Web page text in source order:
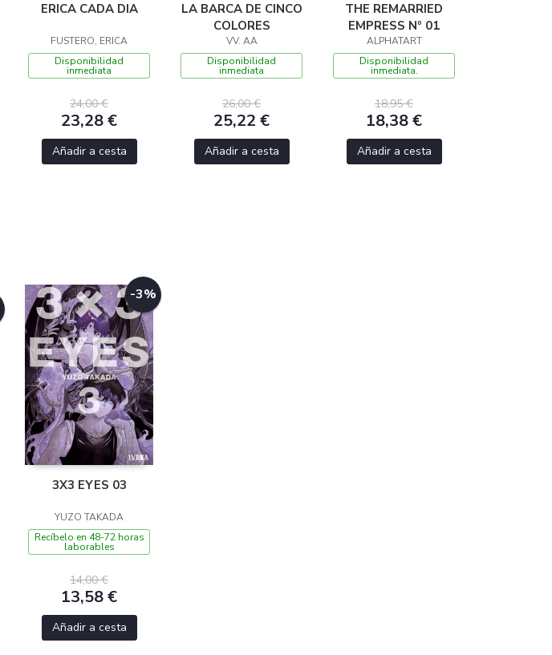
ERICA CADA DIA
FUSTERO, ERICA
Disponibilidad
inmediata
24,00 €
23,28 €
Añadir a cesta
LA BARCA DE CINCO
COLORES
VV. AA
Disponibilidad
inmediata
26,00 €
25,22 €
Añadir a cesta
THE REMARRIED
EMPRESS Nº 01
ALPHATART
Disponibilidad
inmediata.
18,95 €
18,38 €
Añadir a cesta
-3%
3X3 EYES 03
YUZO TAKADA
Recíbelo en 48-72 horas
laborables
14,00 €
13,58 €
Añadir a cesta